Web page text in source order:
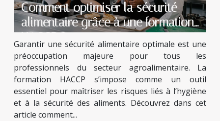
Comment optimiser la sécurité
alimentaire grâce à une formation
HACCP ?
Garantir une sécurité alimentaire optimale est une
préoccupation majeure pour tous les
professionnels du secteur agroalimentaire. La
formation HACCP s’impose comme un outil
essentiel pour maîtriser les risques liés à l’hygiène
et à la sécurité des aliments. Découvrez dans cet
article comment...